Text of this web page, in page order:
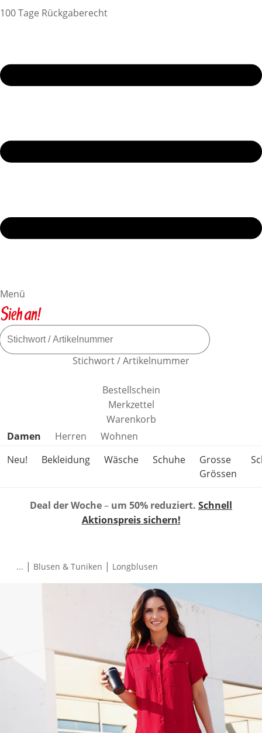
100 Tage Rückgaberecht
Menü
Stichwort / Artikelnummer
Bestellschein
Merkzettel
Warenkorb
Produktkategorien überspringen
Damen Herren
Wohnen
Neu!
Bekleidung Wäsche Schuhe
Grosse
Grössen
Deal der Woche– um 50% reduziert. Schnell
Aktionspreis sichern!
... | Blusen & Tuniken | Longblusen